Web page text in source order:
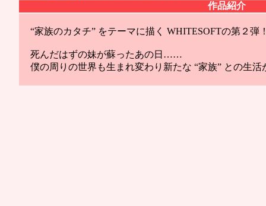
作品紹介
“家族のカタチ” をテーマに描く WHITESOFTの第２弾
死んだはずの妹が蘇ったあの日……
僕の周りの世界も生まれ変わり新たな “家族” との生活